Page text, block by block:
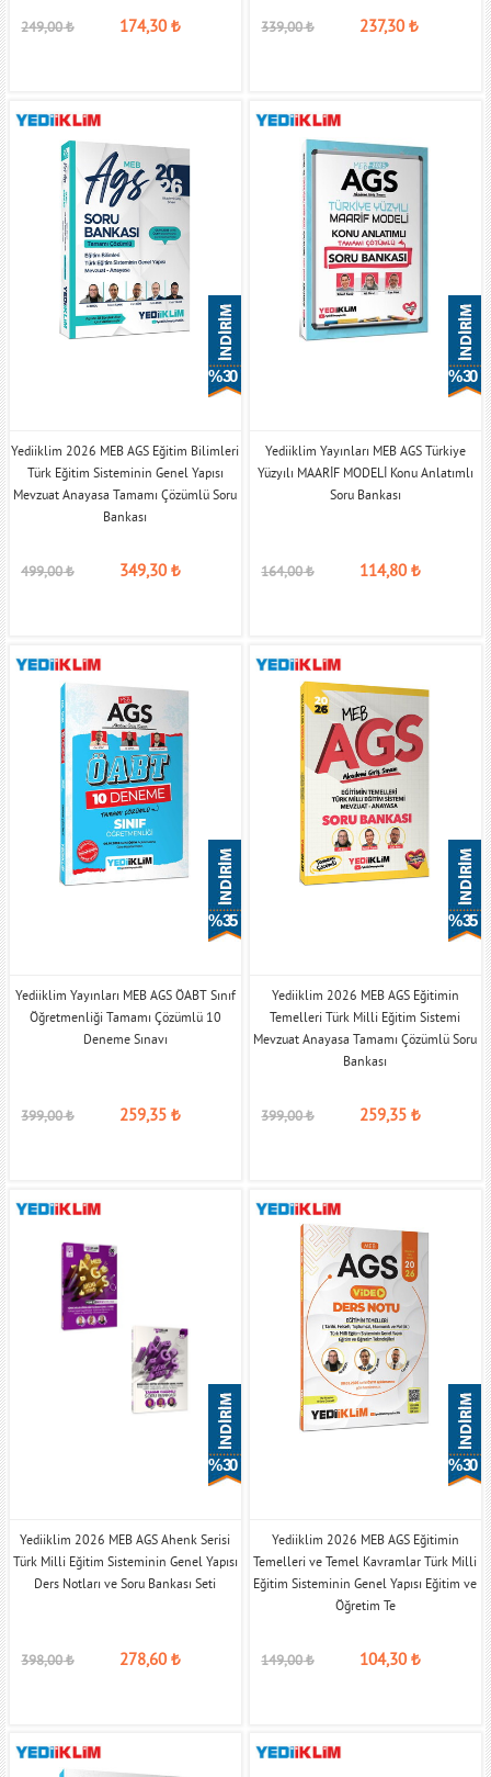
249,00₺ 174,30₺ 339,00₺ 237,30₺
% 30
Yediiklim 2026 MEB AGS Eğitim Bilimleri
Türk Eğitim Sisteminin Genel Yapısı
Mevzuat Anayasa Tamamı Çözümlü Soru
Bankası
499,00₺ 349,30₺
% 30
Yediiklim Yayınları MEB AGS Türkiye
Yüzyılı MAARİF MODELİ Konu Anlatımlı
Soru Bankası
164,00₺ 114,80₺
% 35
Yediiklim Yayınları MEB AGS ÖABT Sınıf
Öğretmenliği Tamamı Çözümlü 10
Deneme Sınavı
399,00₺ 259,35 ₺
% 35
Yediiklim 2026 MEB AGS Eğitimin
Temelleri Türk Milli Eğitim Sistemi
Mevzuat Anayasa Tamamı Çözümlü Soru
Bankası
399,00₺ 259,35 ₺
% 30
Yediiklim 2026 MEB AGS Ahenk Serisi
Türk Milli Eğitim Sisteminin Genel Yapısı
Ders Notları ve Soru Bankası Seti
398,00₺ 278,60₺
% 30
Yediiklim 2026 MEB AGS Eğitimin
Temelleri ve Temel Kavramlar Türk Milli
Eğitim Sisteminin Genel Yapısı Eğitim ve
Öğretim Te
149,00₺ 104,30₺